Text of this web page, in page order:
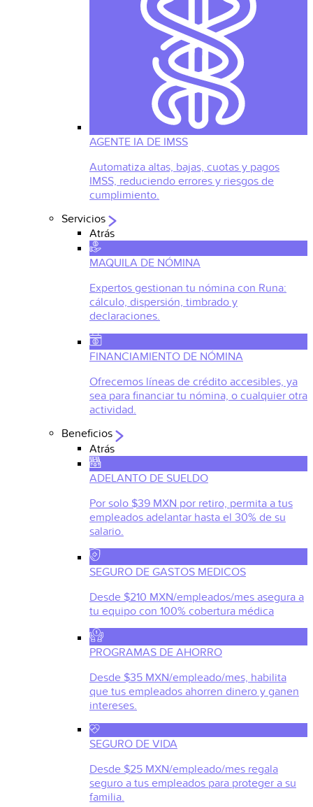
AGENTE IA DE IMSS
Automatiza altas, bajas, cuotas y pagos
IMSS, reduciendo errores y riesgos de
cumplimiento.
Servicios
Atrás
MAQUILA DE NÓMINA
Expertos gestionan tu nómina con Runa:
cálculo, dispersión, timbrado y
declaraciones.
FINANCIAMIENTO DE NÓMINA
Ofrecemos líneas de crédito accesibles, ya
sea para financiar tu nómina, o cualquier otra
actividad.
Beneficios
Atrás
ADELANTO DE SUELDO
Por solo $39 MXN por retiro, permita a tus
empleados adelantar hasta el 30% de su
salario.
SEGURO DE GASTOS MEDICOS
Desde $210 MXN/empleados/mes asegura a
tu equipo con 100% cobertura médica
PROGRAMAS DE AHORRO
Desde $35 MXN/empleado/mes, habilita
que tus empleados ahorren dinero y ganen
intereses.
SEGURO DE VIDA
Desde $25 MXN/empleado/mes regala
seguro a tus empleados para proteger a su
familia.